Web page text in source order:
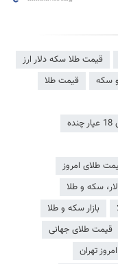
قیمت طلا سکه دلار ارز
سکه
قیمت طلا
طلای امروز
سکه و طلا
بازار سکه و طلا
قیمت طلای جهانی